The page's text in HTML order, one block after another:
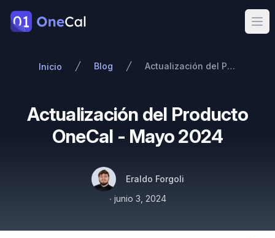
OneCal
Inicio Blog Actualización del Producto OneCal - Mayo 2024
Actualización del Producto
OneCal - Mayo 2024
Autores
Nombre
Twitter
Eraldo Forgoli
Publicado el
∙ junio 3, 2024